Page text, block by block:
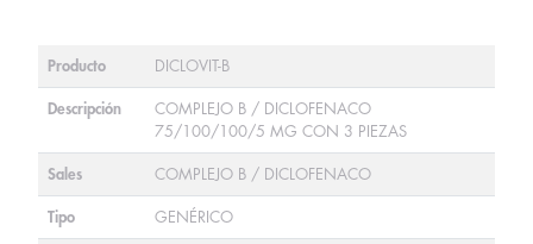
Producto DICLOVIT-B
Descripción
COMPLEJO B / DICLOFENACO
75/100/100/5 MG CON 3 PIEZAS
Sales COMPLEJO B / DICLOFENACO
Tipo GENÉRICO